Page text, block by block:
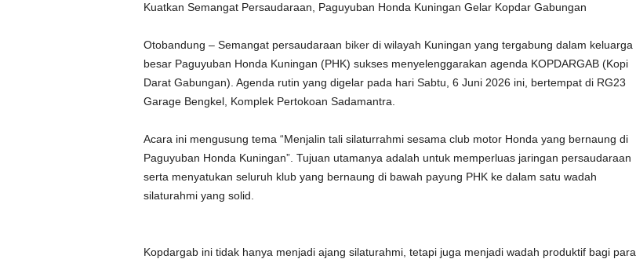
Kuatkan Semangat Persaudaraan, Paguyuban Honda Kuningan Gelar Kopdar Gabungan
Otobandung – Semangat persaudaraan bikerdi wilayah Kuningan yang tergabung dalam keluarga
besar Paguyuban Honda Kuningan (PHK) sukses menyelenggarakan agenda KOPDARGAB (Kopi
Darat Gabungan). Agenda rutin yang digelar pada hari Sabtu, 6 Juni 2026 ini, bertempat di RG23
Garage Bengkel, Komplek Pertokoan Sadamantra.
Acara ini mengusung tema “Menjalin tali silaturrahmi sesama club motor Honda yang bernaung di
Paguyuban Honda Kuningan”. Tujuan utamanya adalah untuk memperluas jaringan persaudaraan
serta menyatukan seluruh klub yang bernaung di bawah payung PHK ke dalam satu wadah
silaturahmi yang solid.
Kopdargab ini tidak hanya menjadi ajang silaturahmi, tetapi juga menjadi wadah produktif bagi para